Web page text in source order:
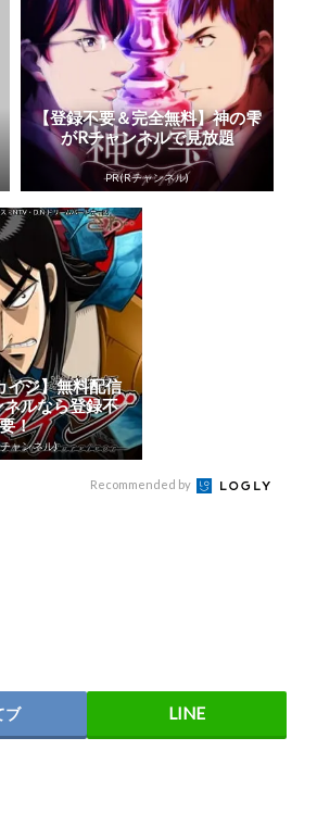
【登録不要＆完全無料】神の雫
がRチャンネルで見放題
PR(Rチャンネル)
イジ】無料配信
ネルなら登録不
要！
ャンネル)
Recommended by
ブ